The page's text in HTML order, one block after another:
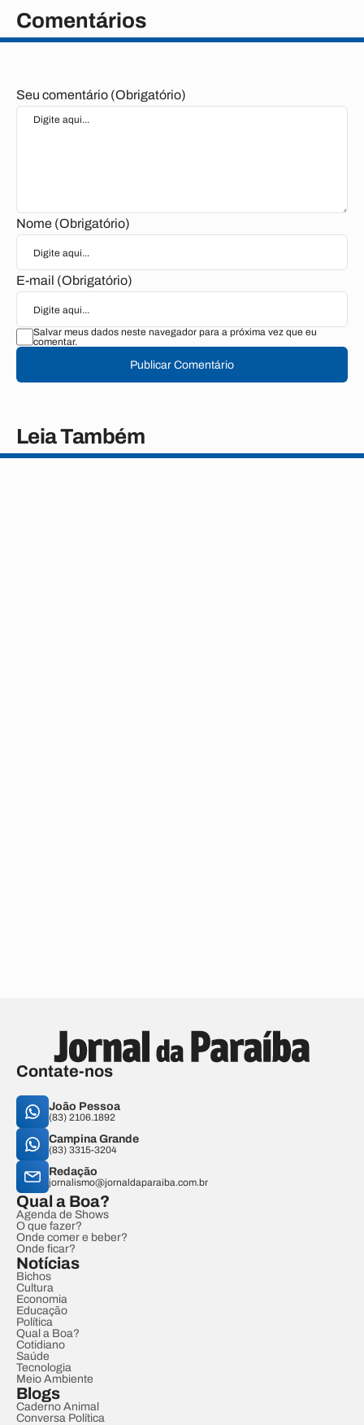
Comentários
Seu comentário (Obrigatório)
Nome (Obrigatório)
E-mail (Obrigatório)
Salvar meus dados neste navegador para a próxima vez que eu
comentar.
Publicar Comentário
Leia Também
Contate-nos
João Pessoa
(83) 2106.1892
Campina Grande
(83) 3315-3204
Redação
jornalismo@jornaldaparaiba.com.br
Qual a Boa?
Agenda de Shows
O que fazer?
Onde comer e beber?
Onde ficar?
Notícias
Bichos
Cultura
Economia
Educação
Política
Qual a Boa?
Cotidiano
Saúde
Tecnologia
Meio Ambiente
Blogs
Caderno Animal
Conversa Política